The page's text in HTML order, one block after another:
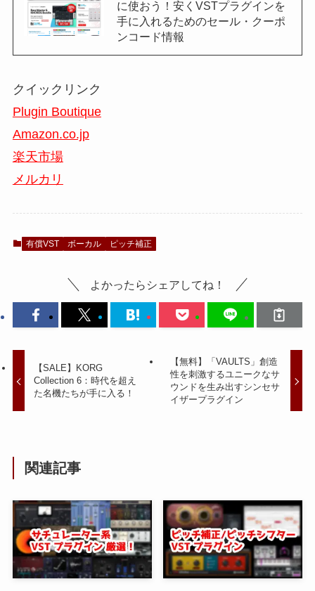
に使おう！安くVSTプラグインを
手に入れるためのセール・クーポ
ンコード情報
クイックリンク
Plugin Boutique
Amazon.co.jp
楽天市場
メルカリ
有償VST ボーカル ピッチ補正
よかったらシェアしてね！
【SALE】KORG
Collection 6：時代を超え
た名機たちが手に入る！
【無料】「VAULTS」創造
性を刺激するユニークなサ
ウンドを生み出すシンセサ
イザープラグイン
関連記事